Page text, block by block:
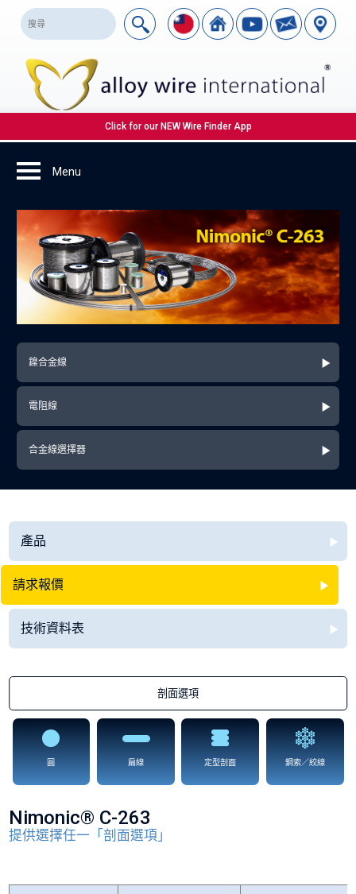
Click for our NEW Wire Finder App
鎳合金線
電阻線
合金線選擇器
產品
請求報價
技術資料表
剖面選項
圓 扁線 定型剖面 鋼索／絞線
Nimonic® C-263
提供選擇任一「剖面選項」